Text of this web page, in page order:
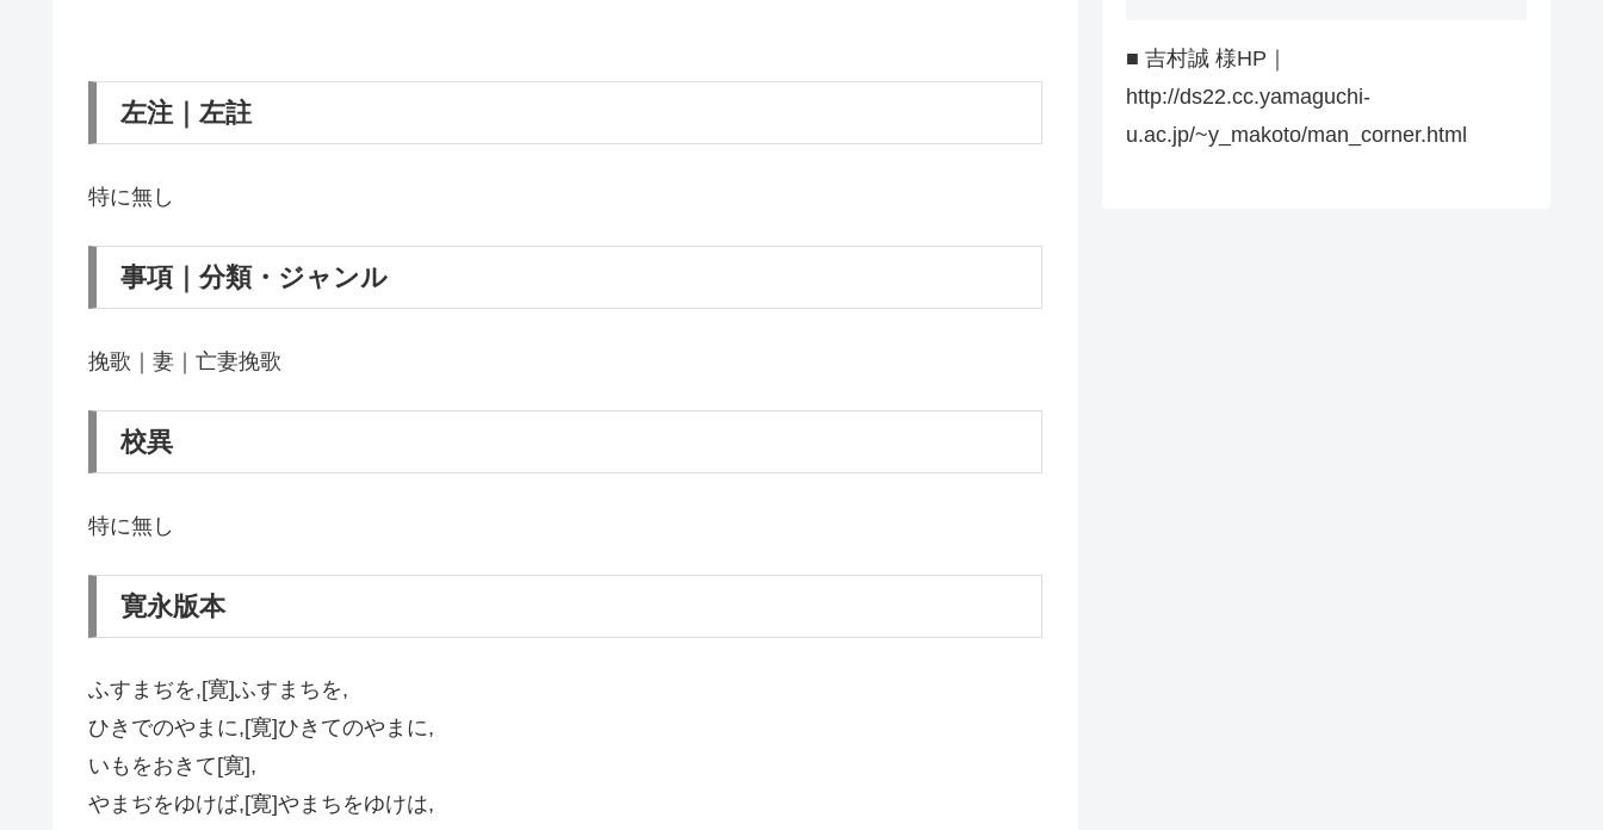
左注｜左註
特に無し
事項｜分類・ジャンル
挽歌｜妻｜亡妻挽歌
校異
特に無し
寛永版本
ふすまぢを,[寛]ふすまちを,
ひきでのやまに,[寛]ひきてのやまに,
いもをおきて[寛],
やまぢをゆけば,[寛]やまちをゆけは,
■ 吉村誠 様HP｜
http://ds22.cc.yamaguchi-
u.ac.jp/~y_makoto/man_corner.html